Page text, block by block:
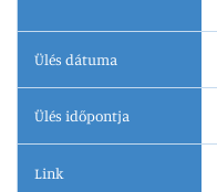
Ülés dátuma
Ülés időpontja
Link